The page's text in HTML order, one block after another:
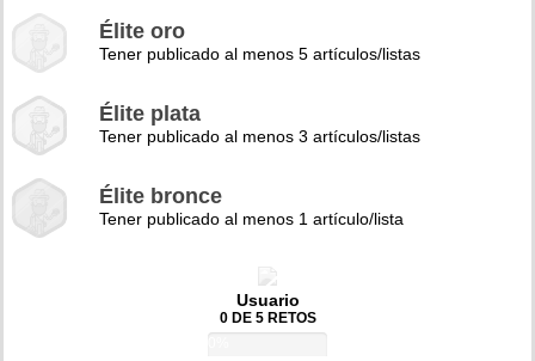
Élite oro
Tener publicado al menos 5 artículos/listas
Élite plata
Tener publicado al menos 3 artículos/listas
Élite bronce
Tener publicado al menos 1 artículo/lista
Usuario
0 DE 5 RETOS